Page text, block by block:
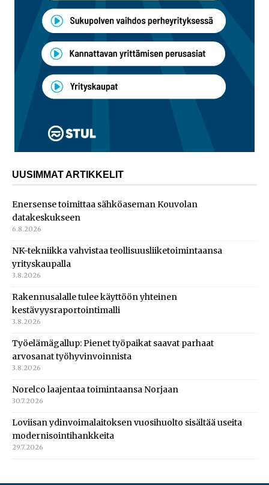
UUSIMMAT ARTIKKELIT
Enersense toimittaa sähköaseman Kouvolan
datakeskukseen
6.8.2026
NK-tekniikka vahvistaa teollisuusliiketoimintaansa
yrityskaupalla
3.8.2026
Rakennusalalle tulee käyttöön yhteinen
kestävyysraportointimalli
3.8.2026
Työelämägallup: Pienet työpaikat saavat parhaat
arvosanat työhyvinvoinnista
3.8.2026
Norelco laajentaa toimintaansa Norjaan
30.7.2026
Loviisan ydinvoimalaitoksen vuosihuolto sisältää useita
modernisointihankkeita
29.7.2026